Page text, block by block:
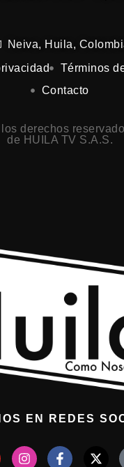
Neiva, Huila,
Términos
Contacto
derechos
de HUILA TV S.A.S.
EN REDES